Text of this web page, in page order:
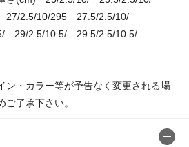
27/2.5/10/295 27.5/2.5/10/
29/2.5/10.5/ 29.5/2.5/10.5/
ン・カラー等が予告なく変更される場
了承下さい。